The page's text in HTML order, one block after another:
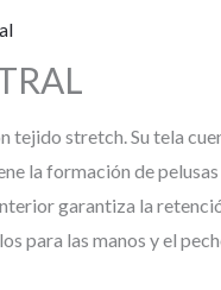
tejido stretch. Su tela
la formación de pelusas
garantiza la
para las manos y el